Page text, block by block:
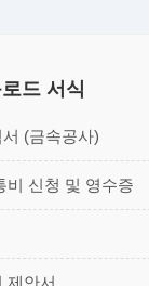
드 서식
(금속공사)
비 신청 및 영수증
제안서